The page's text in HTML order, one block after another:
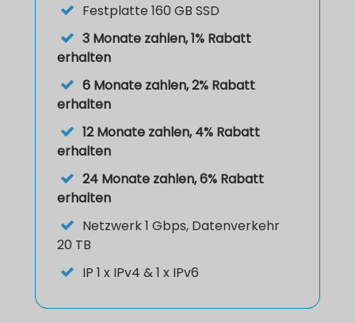
Festplatte 160 GB SSD
3 Monate zahlen, 1% Rabatt
erhalten
6 Monate zahlen, 2% Rabatt
erhalten
12 Monate zahlen, 4% Rabatt
erhalten
24 Monate zahlen, 6% Rabatt
erhalten
Netzwerk 1 Gbps, Datenverkehr
20 TB
IP 1 x IPv4 & 1 x IPv6